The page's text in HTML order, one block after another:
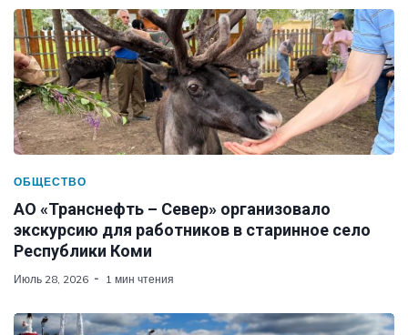
ОБЩЕСТВО
АО «Транснефть – Север» организовало
экскурсию для работников в старинное село
Республики Коми
Июль 28, 2026 1 мин чтения